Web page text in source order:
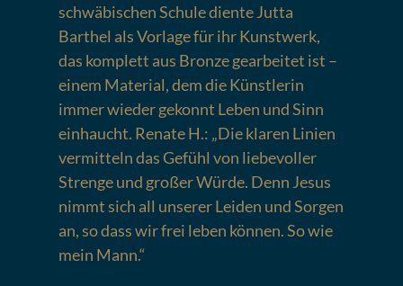
schwäbischen Schule diente Jutta
Barthel als Vorlage für ihr Kunstwerk,
das komplett aus Bronze gearbeitet ist –
einem Material, dem die Künstlerin
immer wieder gekonnt Leben und Sinn
einhaucht. Renate H.: „Die klaren Linien
vermitteln das Gefühl von liebevoller
Strenge und großer Würde. Denn Jesus
nimmt sich all unserer Leiden und Sorgen
an, so dass wir frei leben können. So wie
mein Mann.“